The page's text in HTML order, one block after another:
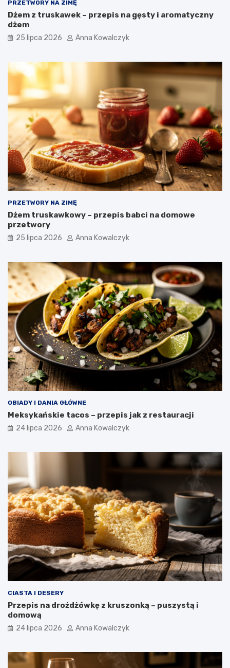
PRZETWORY NA ZIMĘ
Dżem z truskawek – przepis na gęsty i aromatyczny
dżem
25 lipca 2026 Anna Kowalczyk
PRZETWORY NA ZIMĘ
Dżem truskawkowy – przepis babci na domowe
przetwory
25 lipca 2026 Anna Kowalczyk
OBIADY I DANIA GŁÓWNE
Meksykańskie tacos – przepis jak z restauracji
24 lipca 2026 Anna Kowalczyk
CIASTA I DESERY
Przepis na drożdżówkę z kruszonką – puszystą i
domową
24 lipca 2026 Anna Kowalczyk